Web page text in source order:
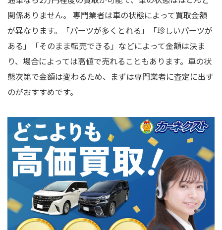
関係ありません。 専門業者は車の状態によって買取金額
が異なります。「パーツが多くとれる」「珍しいパーツが
ある」「そのまま転売できる」などによって金額は決ま
り、場合によっては高値で売れることもあります。車の状
態次第で金額は変わるため、まずは専門業者に査定に出す
のがおすすめです。